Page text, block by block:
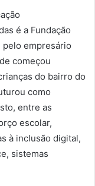
é a Fundação
pelo empresário
começou
do bairro do
como
entre as
escolar,
à inclusão digital,
sistemas